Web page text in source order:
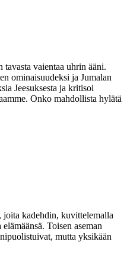
vaientaa uhrin ääni.
ominaisuudeksi ja Jumalan
Jeesuksesta ja kritisoi
Onko mahdollista hylätä
joita kadehdin, kuvittelemalla
Toisen aseman
mutta yksikään